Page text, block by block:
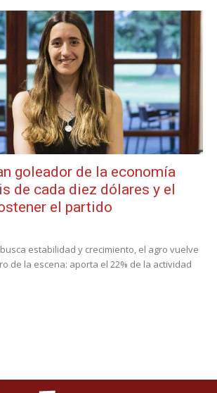
goleador de la economía
de cada diez dólares y el
el partido
estabilidad y crecimiento, el agro vuelve
de la escena: aporta el 22% de la actividad